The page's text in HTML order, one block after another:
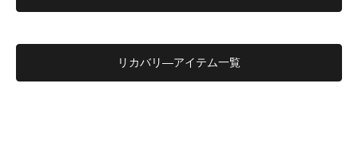
リカバリ―アイテム一覧